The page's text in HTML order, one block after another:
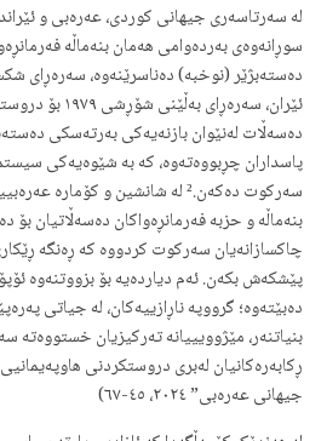
لە سەرتاسەری جیهانی کوردی، عەرەبی و
سوڕانەوەی بەردەوامی هەمان بنەماڵە
دەستەبژێر (نوخبە) دەناسرێنەوە، سەرەڕای
ئێران،
دەسەڵات لەنێوان بازنەیەکی بەرتەسکی
پاسداران چڕبووەتەوە، کە بە شێوەیەکی
سەرکوت دەکەن.² لە شانشین و
بنەماڵە و حزبە فەرمانڕەواکان دەسەڵاتیان بۆ
چاکسازانەیان سەرکوت کردووە کە ڕەنگە
پێشکەش بکەن. ئەم دیاردەیە بۆ بزووتنەوە
دەبێتەوە؛ گرووپە ناڕازییەکان، لە جیاتی
بنیاتنەر، مێژوویییانە تەرکیزیان خستووەتە
ڕکابەرەکانیان لەبری دروستکردنی
جیهانی عەرەبی” ٢٠٢٤، ٤٥-٦٧)